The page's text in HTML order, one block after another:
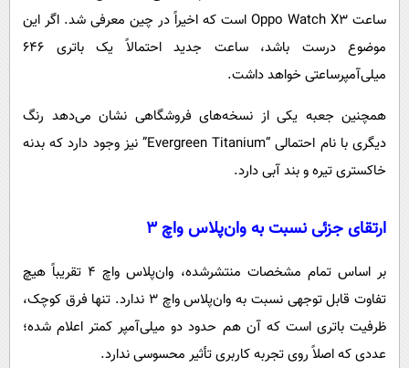
ساعت Oppo Watch X3 است که اخیراً در چین معرفی شد. اگر این
موضوع درست باشد، ساعت جدید احتمالاً یک باتری 646
میلی‌آمپرساعتی خواهد داشت.
همچنین جعبه یکی از نسخه‌های فروشگاهی نشان می‌دهد رنگ
دیگری با نام احتمالی “Evergreen Titanium” نیز وجود دارد که بدنه
خاکستری تیره و بند آبی دارد.
ارتقای جزئی نسبت به وان‌پلاس واچ ۳
بر اساس تمام مشخصات منتشرشده، وان‌پلاس واچ ۴ تقریباً هیچ
تفاوت قابل توجهی نسبت به وان‌پلاس واچ ۳ ندارد. تنها فرق کوچک،
ظرفیت باتری است که آن هم حدود دو میلی‌آمپر کمتر اعلام شده؛
عددی که اصلاً روی تجربه کاربری تأثیر محسوسی ندارد.